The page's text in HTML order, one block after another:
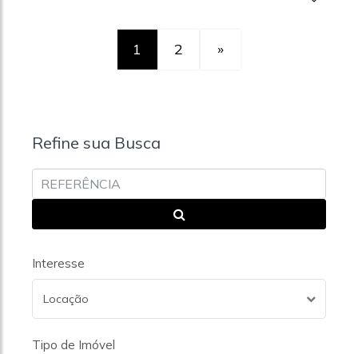
1 2 »
Refine sua Busca
Interesse
Locação
Tipo de Imóvel